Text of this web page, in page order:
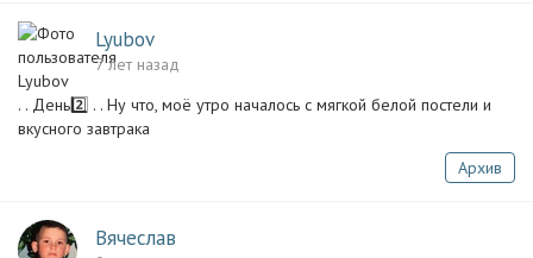
Lyubov
7 лет назад
. . День2️⃣ . . Ну что, моё утро началось с мягкой белой постели и
вкусного завтрака
Архив
Вячеслав